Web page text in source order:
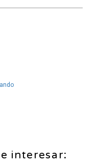
interesar: